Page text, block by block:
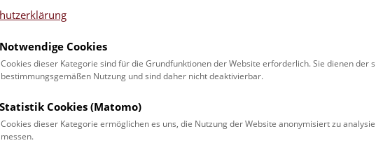
und Schulprogrammen finden Sie
Notwendige Cookies
Cookies dieser Kategorie sind für die Grundfunktionen der Website erforderlich. Sie dienen der
bestimmungsgemäßen Nutzung und sind daher nicht deaktivierbar.
Statistik Cookies (Matomo)
Cookies dieser Kategorie ermöglichen es uns, die Nutzung der Website anonymisiert zu
messen.